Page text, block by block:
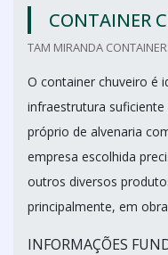
CONTAINER
TAM MIRANDA
O container chuveiro é
infraestrutura
próprio de alvenaria
empresa escolhida
outros diversos
principalmente, em
INFORMAÇÕES